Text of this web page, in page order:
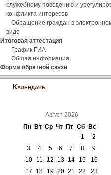
служебному поведению и
конфликта интересов
Обращение граждан в
виде
Итоговая аттестация
График ГИА
Общая информация
Форма обратной связи
Календарь
Август 2026
Пн
Вт Ср Чт Пт Сб
Вс
1
2
3
4 5 6 7 8
9
10
11 12 13 14 15
16
17
18 19 20 21 22
23